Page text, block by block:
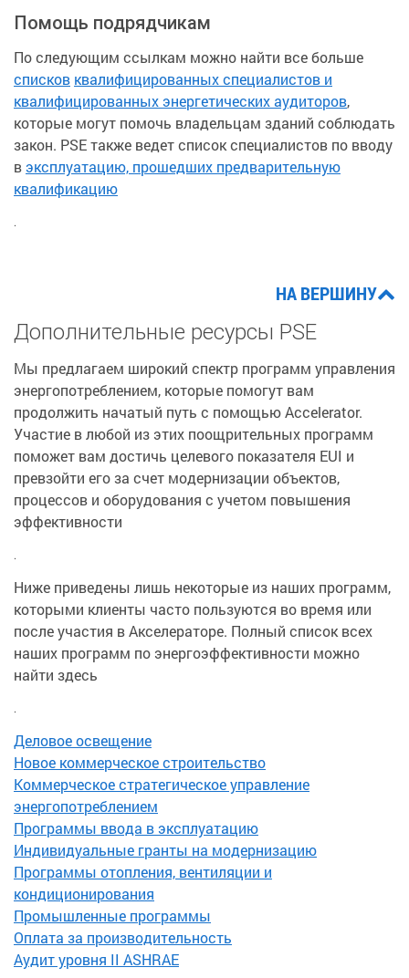
Помощь подрядчикам
По следующим ссылкам можно найти все больше
списков квалифицированных специалистов и
квалифицированных энергетических аудиторов,
которые могут помочь владельцам зданий соблюдать
закон. PSE также ведет список специалистов по вводу
вэксплуатацию, прошедших предварительную
квалификацию
.
НА ВЕРШИНУ
Дополнительные ресурсы PSE
Мы предлагаем широкий спектр программ управления
энергопотреблением, которые помогут вам
продолжить начатый путь с помощью Accelerator.
Участие в любой из этих поощрительных программ
поможет вам достичь целевого показателя EUI и
превзойти его за счет модернизации объектов,
процессов и оборудования с учетом повышения
эффективности
.
Ниже приведены лишь некоторые из наших программ,
которыми клиенты часто пользуются во время или
после участия в Акселераторе. Полный список всех
наших программ по энергоэффективности можно
найти здесь
.
Деловое освещение
Новое коммерческое строительство
Коммерческое стратегическое управление
энергопотреблением
Программы ввода в эксплуатацию
Индивидуальные гранты на модернизацию
Программы отопления, вентиляции и
кондиционирования
Промышленные программы
Оплата за производительность
Аудит уровня II ASHRAE